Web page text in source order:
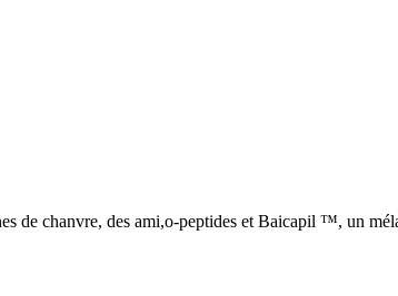
de chanvre, des ami,o-peptides et Baicapil ™, un